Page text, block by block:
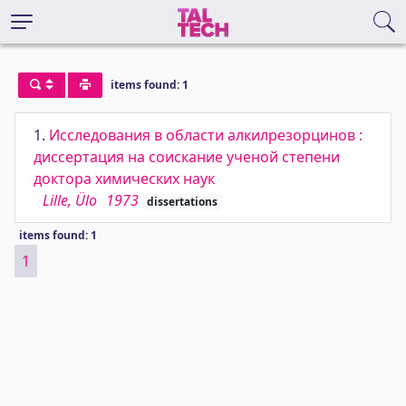
items found: 1
1. Исследования в области алкилрезорцинов :
диссертация на соискание ученой степени
доктора химических наук
Lille, Ülo 1973 dissertations
items found: 1
1